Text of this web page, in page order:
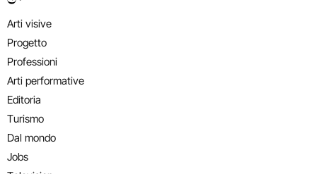
Arti visive
Progetto
Professioni
Arti performative
Editoria
Turismo
Dal mondo
Jobs